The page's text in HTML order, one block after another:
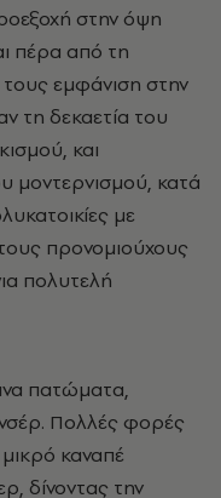
στην όψη
πέρα από τη
εμφάνιση στην
τη δεκαετία του
και
μοντερνισμού, κατά
με
προνομιούχους
πολυτελή
πατώματα,
Πολλές φορές
καναπέ
δίνοντας την